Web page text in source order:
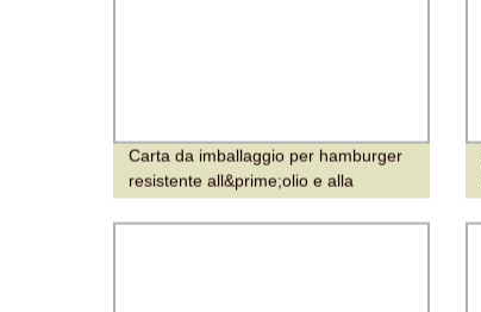
Carta da imballaggio per hamburger
resistente all&prime;olio e alla